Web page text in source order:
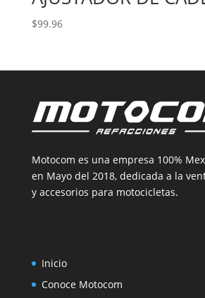
$99.96
Motocom es una empresa 100%
en Mayo del 2018, dedicada a la
y accesorios para motocicletas.
Inicio
Conoce Motocom